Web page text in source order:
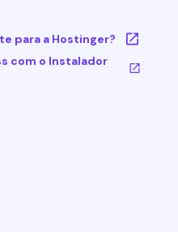
para a Hostinger?
com o Instalador